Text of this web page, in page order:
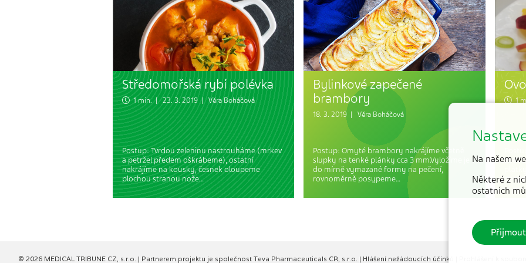
Středomořská rybí polévka
1 min. | 23. 3. 2019 |Věra Boháčová
Postup: Tvrdou zeleninu nastrouháme (mrkev
a petržel předem oškrábeme), ostatní
nakrájíme na kousky, česnek oloupeme
plochou stranou nože…
Bylinkové zapečené
brambory
18. 3. 2019 |Věra Boháčová
Postup: Omyté brambory nakrájíme včetně
slupky na tenké plánky cca 3 mm.Vyložíme je
do mírně vymazané formy na pečení,
rovnoměrně posypeme…
1
© 2026 MEDICAL TRIBUNE CZ, s.r.o. | Partnerem projektu je společnost Teva Pharmaceuticals CR, s.r.o. | Hlášení nežádoucích účinků
Na našem
Některé z
ostatních
Přijmout